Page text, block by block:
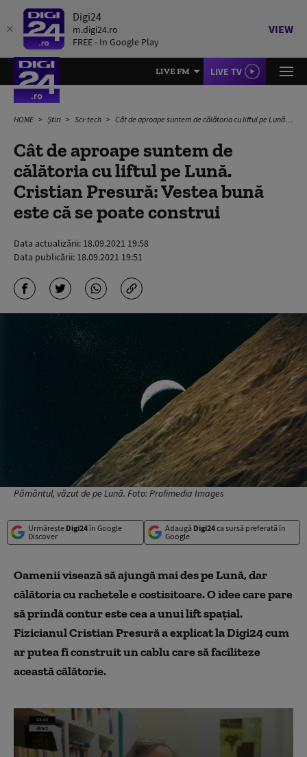
Digi24
m.digi24.ro
FREE - In Google Play
VIEW
LIVE FM LIVE TV
HOME Știri Sci-tech Cât de aproape suntem de călătoria cu liftul pe Lună. Cristian Presură: Vestea bună este că se poate construi
Cât de aproape suntem de
călătoria cu liftul pe Lună.
Cristian Presură: Vestea bună
este că se poate construi
Data actualizării: 18.09.2021 19:58
Data publicării: 18.09.2021 19:51
Pământul, văzut de pe Lună. Foto: Profimedia Images
Urmărește Digi24în Google
Discover
Adaugă Digi24ca sursă preferată în
Google
Oamenii visează să ajungă mai des pe Lună, dar
călătoria cu rachetele e costisitoare. O idee care pare
să prindă contur este cea a unui lift spațial.
Fizicianul Cristian Presură a explicat la Digi24 cum
ar putea fi construit un cablu care să faciliteze
această călătorie.